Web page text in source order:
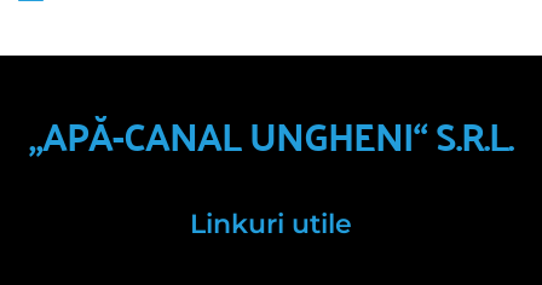
„APĂ-CANAL UNGHENI“ S.R.L.
Linkuri utile